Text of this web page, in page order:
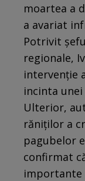
moartea a
a avariat
Potrivit
regionale,
intervenție
incinta
Ulterior,
răniților a
pagubelor
confirmat
importante